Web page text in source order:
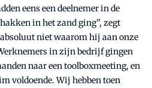
eens een deelnemer in de
in het zand ging”, zegt
niet waarom hij aan onze
in zijn bedrijf gingen
naar een toolboxmeeting, en
voldoende. Wij hebben toen